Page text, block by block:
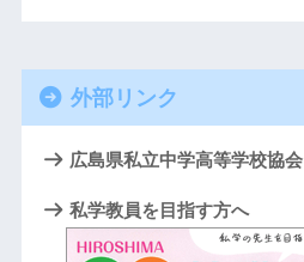
外部リンク
広島県私立中学高等学校協会
私学教員を目指す方へ